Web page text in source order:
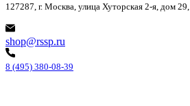
127287, г. Москва, улица Хуторская 2-я, дом
shop@rssp.ru
8 (495) 380-08-39